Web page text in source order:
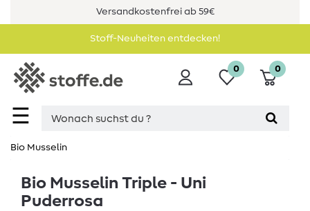
Versandkostenfrei ab 59€
Stoff-Neuheiten entdecken!
☰
0 0
Bio Musselin
Bio Musselin Triple - Uni
Puderrosa